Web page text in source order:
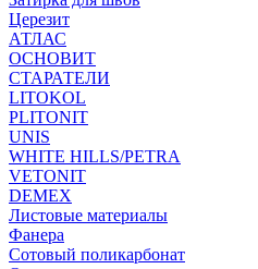
Церезит
АТЛАС
ОСНОВИТ
СТАРАТЕЛИ
LITOKOL
PLITONIT
UNIS
WHITE HILLS/PETRA
VETONIT
DEMEX
Листовые материалы
Фанера
Сотовый поликарбонат